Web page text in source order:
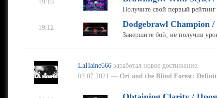
19:19
Получите свой первый
19:12 Dodgebrawl Champion
Завершите бой, не получив
LaHaine666 заработал новое достижение.
03.07.2021 —Ori and the Blind Forest: